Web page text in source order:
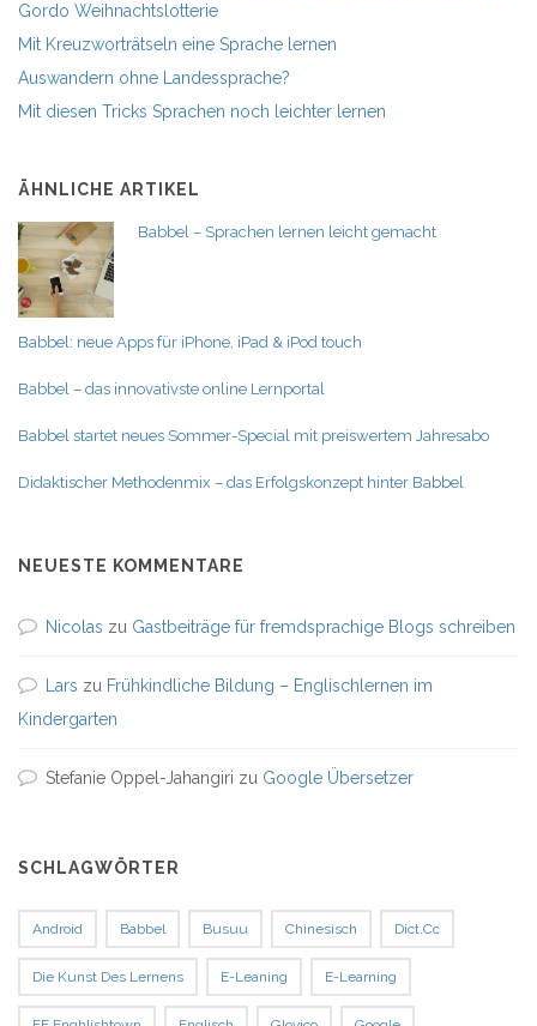
Gordo Weihnachtslotterie
Mit Kreuzworträtseln eine Sprache lernen
Auswandern ohne Landessprache?
Mit diesen Tricks Sprachen noch leichter lernen
ÄHNLICHE ARTIKEL
Babbel – Sprachen lernen leicht gemacht
Babbel: neue Apps für iPhone, iPad & iPod touch
Babbel – das innovativste online Lernportal
Babbel startet neues Sommer-Special mit preiswertem Jahresabo
Didaktischer Methodenmix – das Erfolgskonzept hinter Babbel
NEUESTE KOMMENTARE
Nicolas zu Gastbeiträge für fremdsprachige Blogs schreiben
Lars zu Frühkindliche Bildung – Englischlernen im
Kindergarten
Stefanie Oppel-Jahangiri zu Google Übersetzer
SCHLAGWÖRTER
Android Babbel Busuu Chinesisch Dict.cc
Die Kunst Des Lernens E-Leaning E-Learning